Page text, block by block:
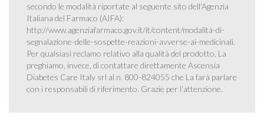
secondo le modalità riportate al seguente sito dell’Agenzia
Italiana del Farmaco (AIFA):
http://www.agenziafarmaco.gov.it/it/content/modalità-di-
segnalazione-delle-sospette-reazioni-avverse-ai-medicinali.
Per qualsiasi reclamo relativo alla qualità del prodotto, La
preghiamo, invece, di contattare direttamente Ascensia
Diabetes Care Italy srl al n. 800-824055 che La farà parlare
con i responsabili di riferimento. Grazie per l’attenzione.